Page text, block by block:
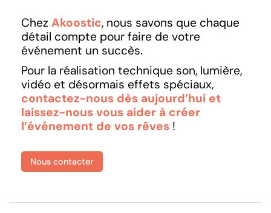
Chez Akoostic, nous savons que chaque
détail compte pour faire de votre
événement un succès.
Pour la réalisation technique son, lumière,
vidéo et désormais effets spéciaux,
contactez-nous dès aujourd’hui et
laissez-nous vous aider à créer
l’événement de vos rêves !
Nous contacter